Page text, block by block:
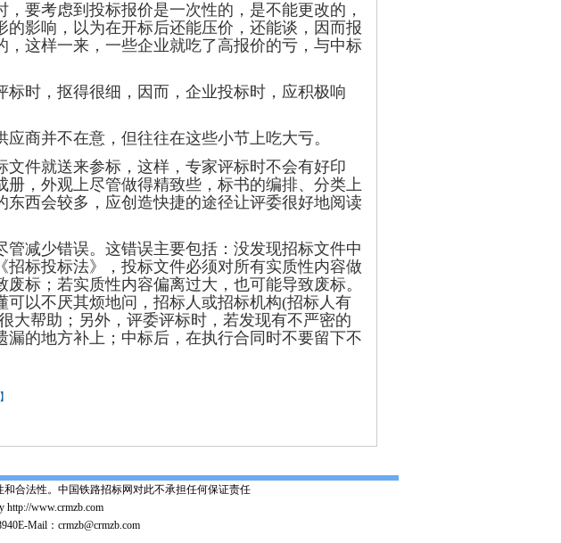
考虑到投标报价是一次性的，是不能更改的，
影响，以为在开标后还能压价，还能谈，因而报
这样一来，一些企业就吃了高报价的亏，与中标
时，抠得很细，因而，企业投标时，应积极响
并不在意，但往往在这些小节上吃大亏。
件就送来参标，这样，专家评标时不会有好印
，外观上尽管做得精致些，标书的编排、分类上
西会较多，应创造快捷的途径让评委很好地阅读
减少错误。这错误主要包括：没发现招标文件中
标投标法》，投标文件必须对所有实质性内容做
标；若实质性内容偏离过大，也可能导致废标。
以不厌其烦地问，招标人或招标机构(招标人有
大帮助；另外，评委评标时，若发现有不严密的
的地方补上；中标后，在执行合同时不要留下不
】
合法性。中国铁路招标网对此不承担任何保证责任
www.crmzb.com
Mail：crmzb@crmzb.com